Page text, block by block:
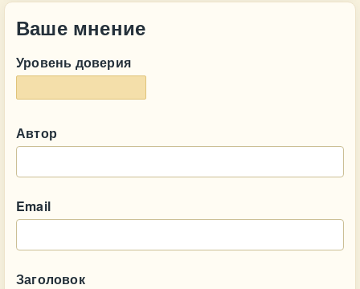
Ваше мнение
Уровень доверия
Автор
Email
Заголовок